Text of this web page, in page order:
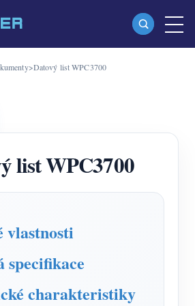
Wi-Fi měřič energie (WEM3080)
Fi měřič energie (WEM3080T)
Wi-Fi měřič energie (WEM3046T)
Wi-Fi měřič energie (WEM3050T)
Controller
Cloud Pro
hostingová služba
>Datový list WPC3700
list WPC3700
vlastnosti
specifikace
charakteristiky